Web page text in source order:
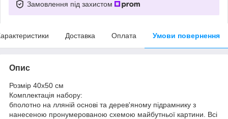
Замовлення під захистом
Доставка Оплата Умови повернення
Опис
Розмір 40x50 см
Комплектація набору:
бполотно на лляній основі та дерев'яному підрамнику з
нанесеною пронумерованою схемою майбутньої картини. Всі